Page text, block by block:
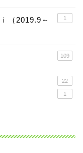
（2019.9～
1
109
22
1